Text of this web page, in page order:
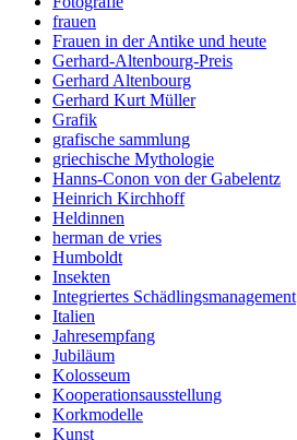
frauen
Frauen in der Antike und heute
Gerhard-Altenbourg-Preis
Gerhard Altenbourg
Gerhard Kurt Müller
Grafik
grafische sammlung
griechische Mythologie
Hanns-Conon von der Gabelentz
Heinrich Kirchhoff
Heldinnen
herman de vries
Humboldt
Insekten
Integriertes Schädlingsmanagement
Italien
Jahresempfang
Jubiläum
Kolosseum
Kooperationsausstellung
Korkmodelle
Kunst